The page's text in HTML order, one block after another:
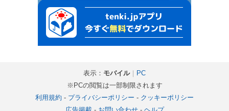
表示： モバイル｜ PC
※PCの閲覧は一部制限されます
利用規約 - プライバシーポリシー - クッキーポリシー